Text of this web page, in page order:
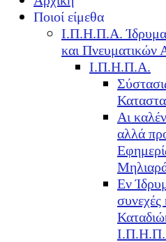
Ποιοί είμεθα
Ι.Π.Η.Π.Α.
και Πνευματικών
Ι.Π.Η.Π.Α.
Αι
αλλά
Εν
συνεχές